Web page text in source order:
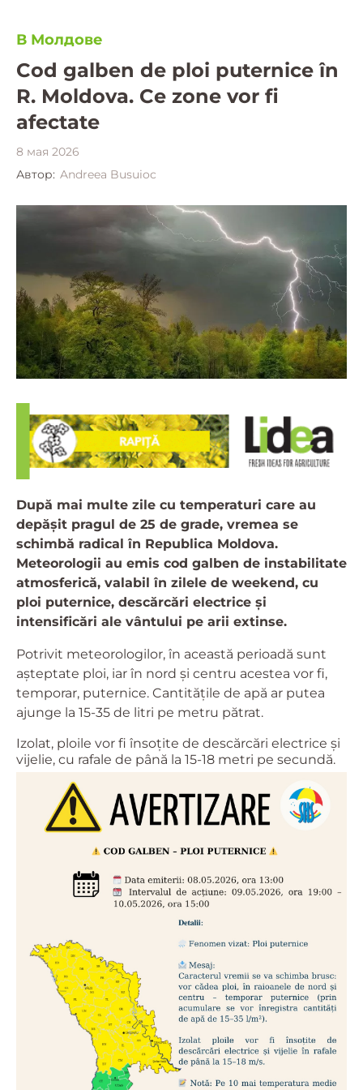
В Молдове
Cod galben de ploi puternice în
R. Moldova. Ce zone vor fi
afectate
8 мая 2026
Автор: Andreea Busuioc
După mai multe zile cu temperaturi care au
depășit pragul de 25 de grade, vremea se
schimbă radical în Republica Moldova.
Meteorologii au emis cod galben de instabilitate
atmosferică, valabil în zilele de weekend, cu
ploi puternice, descărcări electrice și
intensificări ale vântului pe arii extinse.
Potrivit meteorologilor, în această perioadă sunt
așteptate ploi, iar în nord și centru acestea vor fi,
temporar, puternice. Cantitățile de apă ar putea
ajunge la 15-35 de litri pe metru pătrat.
Izolat, ploile vor fi însoțite de descărcări electrice și
vijelie, cu rafale de până la 15-18 metri pe secundă.